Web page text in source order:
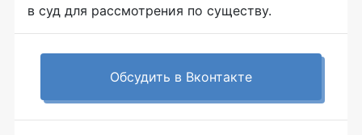
в суд для рассмотрения по существу.
Обсудить в Вконтакте